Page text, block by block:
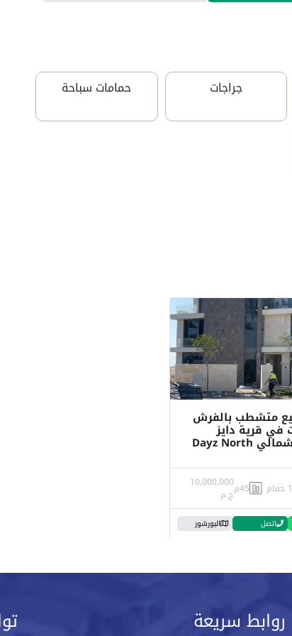
جراجات حمامات سباحة
متشطب بالفرش
في قرية دايز
الساحل الشمالي Dayz North
1 حمام 45م 10,000,000
ج.م
اتصل البورشور
روابط سريعة